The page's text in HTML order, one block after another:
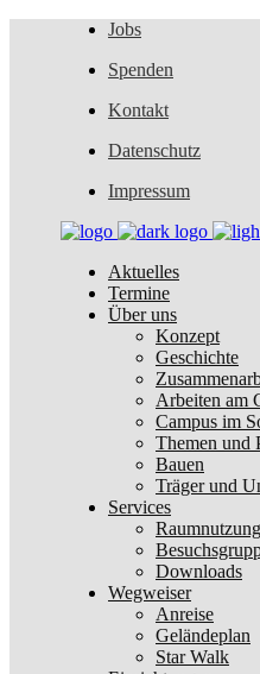
Jobs
Spenden
Kontakt
Datenschutz
Impressum
Aktuelles
Termine
Über uns
Konzept
Geschichte
Arbeiten am
Campus im
Themen und
Bauen
Träger und
Services
Raumnutzung
Downloads
Wegweiser
Anreise
Geländeplan
Star Walk